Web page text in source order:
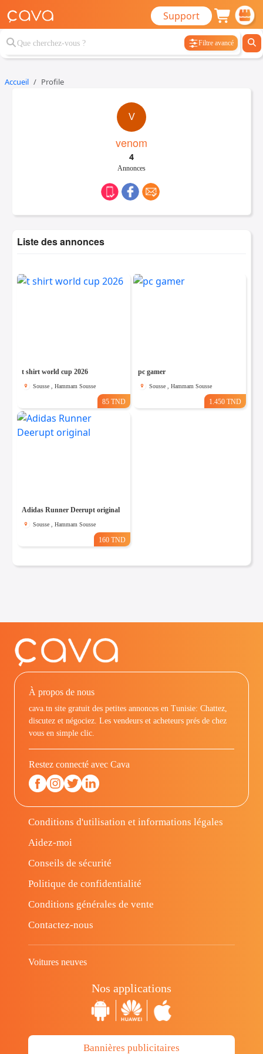
Support
Filtre avancé
Accueil Profile
V
venom
4
Annonces
Liste des annonces
t shirt world cup 2026
Sousse , Hammam Sousse
85 TND
pc gamer
Sousse , Hammam Sousse
1.450 TND
Adidas Runner Deerupt original
Sousse , Hammam Sousse
160 TND
À propos de nous
cava.tn site gratuit des petites annonces en Tunisie: Chattez,
discutez et négociez. Les vendeurs et acheteurs prés de chez
vous en simple clic.
Restez connecté avec Cava
Conditions d'utilisation et informations légales
Aidez-moi
Conseils de sécurité
Politique de confidentialité
Conditions générales de vente
Contactez-nous
Voitures neuves
Nos applications
Bannières publicitaires